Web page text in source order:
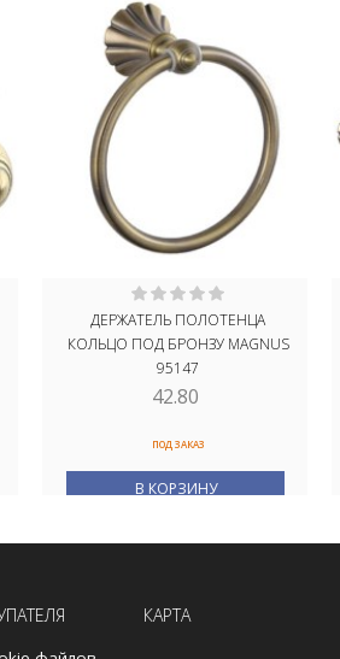
ДЕРЖАТЕЛЬ ПОЛОТЕНЦА
КОЛЬЦО ПОД БРОНЗУ MAGNUS
95147
42.80
ПОД ЗАКАЗ
В КОРЗИНУ
КАРТА